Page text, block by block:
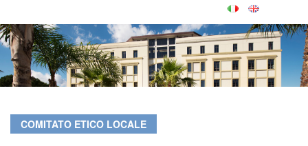
COMITATO ETICO LOCALE